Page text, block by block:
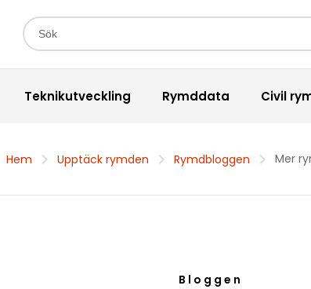
Sökfält
Teknikutveckling Rymddata Civil
Hem Upptäck rymden Rymdbloggen Mer
Bloggen